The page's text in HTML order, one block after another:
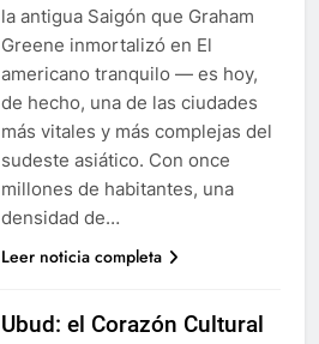
la antigua Saigón que Graham
Greene inmortalizó en El
americano tranquilo — es hoy,
de hecho, una de las ciudades
más vitales y más complejas del
sudeste asiático. Con once
millones de habitantes, una
densidad de…
Leer noticia completa
Ubud: el Corazón Cultural